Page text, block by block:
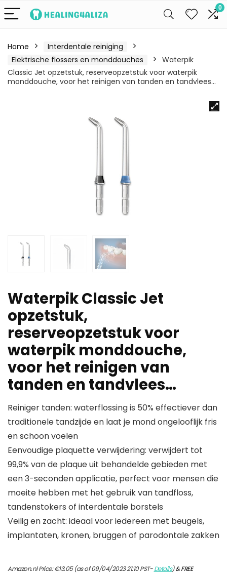
0
Home
Interdentale reiniging
Elektrische flossers en monddouches
Waterpik
Classic Jet opzetstuk, reserveopzetstuk voor waterpik
monddouche, voor het reinigen van tanden en tandvlees…
Waterpik Classic Jet
opzetstuk,
reserveopzetstuk voor
waterpik monddouche,
voor het reinigen van
tanden en tandvlees…
Reiniger tanden: waterflossing is 50% effectiever dan
traditionele tandzijde en laat je mond ongelooflijk fris
en schoon voelen
Eenvoudige plaquette verwijdering: verwijdert tot
99,9% van de plaque uit behandelde gebieden met
een 3-seconden applicatie, perfect voor mensen die
moeite hebben met het gebruik van tandfloss,
tandenstokers of interdentale borstels
Veilig en zacht: ideaal voor iedereen met beugels,
implantaten, kronen, bruggen of parodontale zakken
Amazon.nl Price:€13.05(as of 09/04/2023 21:10 PST-Details)&FREE